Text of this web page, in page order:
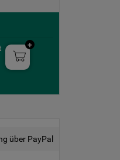
über PayPal